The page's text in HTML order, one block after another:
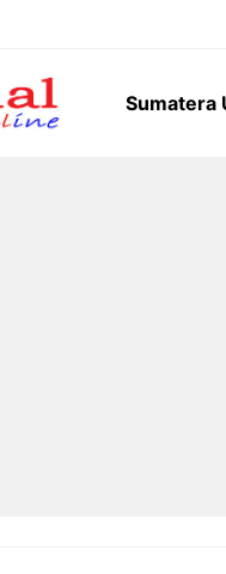
Sumatera